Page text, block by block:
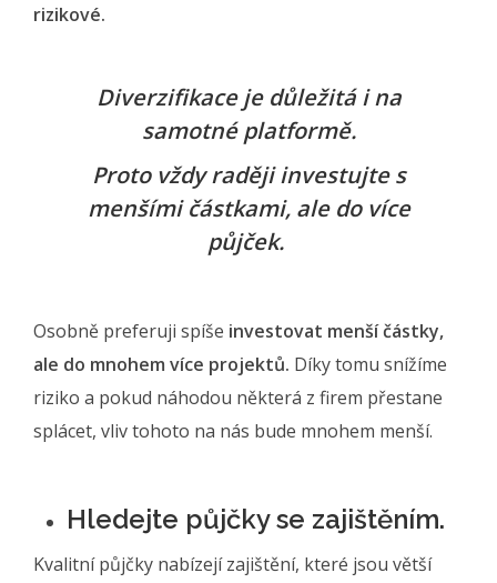
rizikové.
Diverzifikace je důležitá i na
samotné platformě.
Proto vždy raději investujte s
menšími částkami, ale do více
půjček.
Osobně preferuji spíše investovat menší částky,
ale do mnohem více projektů. Díky tomu snížíme
riziko a pokud náhodou některá z firem přestane
splácet, vliv tohoto na nás bude mnohem menší.
Hledejte půjčky se zajištěním.
Kvalitní půjčky nabízejí zajištění, které jsou větší